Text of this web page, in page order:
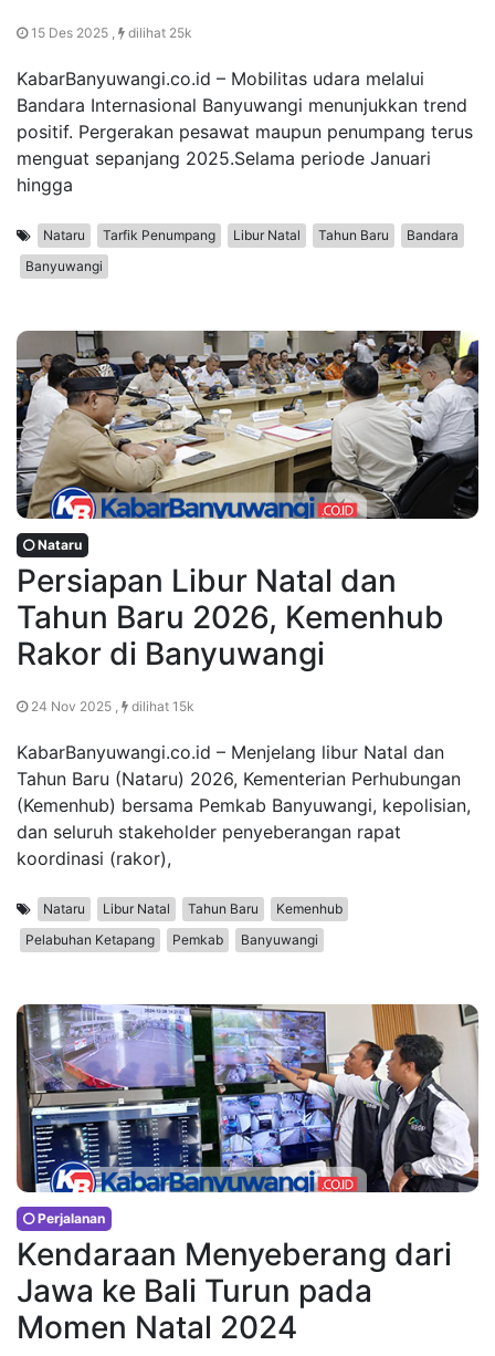
15 Des 2025 , dilihat 25k
KabarBanyuwangi.co.id – Mobilitas udara melalui
Bandara Internasional Banyuwangi menunjukkan trend
positif. Pergerakan pesawat maupun penumpang terus
menguat sepanjang 2025.Selama periode Januari
hingga
Nataru Tarfik Penumpang Libur Natal Tahun Baru
Bandara
Banyuwangi
Nataru
Persiapan Libur Natal dan
Tahun Baru 2026, Kemenhub
Rakor di Banyuwangi
24 Nov 2025 , dilihat 15k
KabarBanyuwangi.co.id – Menjelang libur Natal dan
Tahun Baru (Nataru) 2026, Kementerian Perhubungan
(Kemenhub) bersama Pemkab Banyuwangi, kepolisian,
dan seluruh stakeholder penyeberangan rapat
koordinasi (rakor),
Nataru Libur Natal Tahun Baru
Kemenhub
Pelabuhan Ketapang
Pemkab Banyuwangi
Perjalanan
Kendaraan Menyeberang dari
Jawa ke Bali Turun pada
Momen Natal 2024